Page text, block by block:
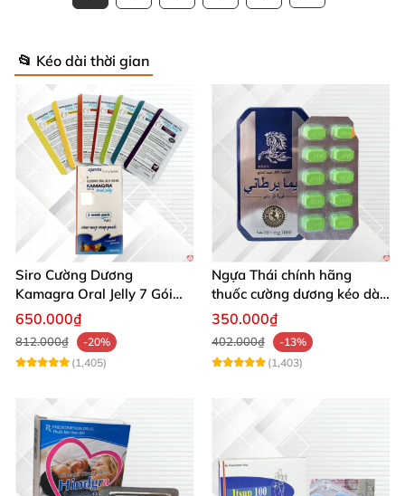
📂 Kéo dài thời gian
Siro Cường Dương
Kamagra Oral Jelly 7 Gói
100g tăng cường sinh lực
650.000₫
812.000₫
-20%
(1,405)
Ngựa Thái chính hãng
thuốc cường dương kéo dài
thời gian cho Nam hộp 10
350.000₫
402.000₫
-13%
(1,403)